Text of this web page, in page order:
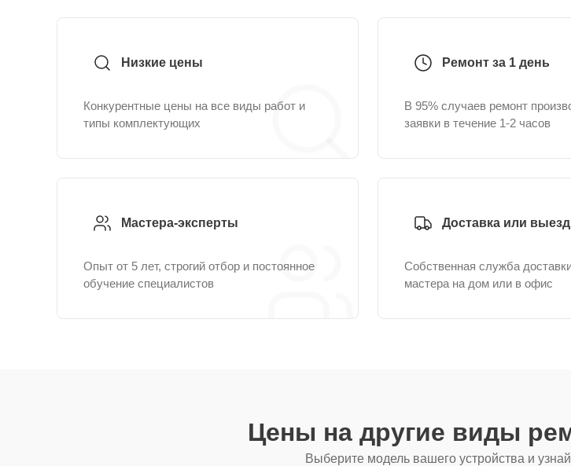
Низкие цены
Конкурентные цены на все виды работ и
типы комплектующих
Ремонт за 1 день
В 95% случаев ремонт
заявки в течение 1-2 часов
Мастера-эксперты
Опыт от 5 лет, строгий отбор и постоянное
обучение специалистов
Доставка или выезд
Собственная служба
мастера на дом или в офис
Цены на другие виды
Выберите модель вашего устройства и